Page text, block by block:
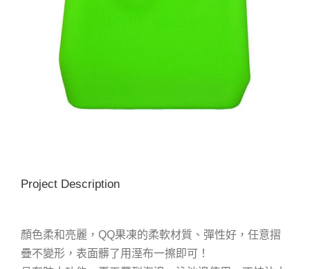
Project Description
顏色柔和亮麗，QQ果凍的柔軟材質、彈性好，任意摺
疊不變形，表面髒了用溼布一擦即可！